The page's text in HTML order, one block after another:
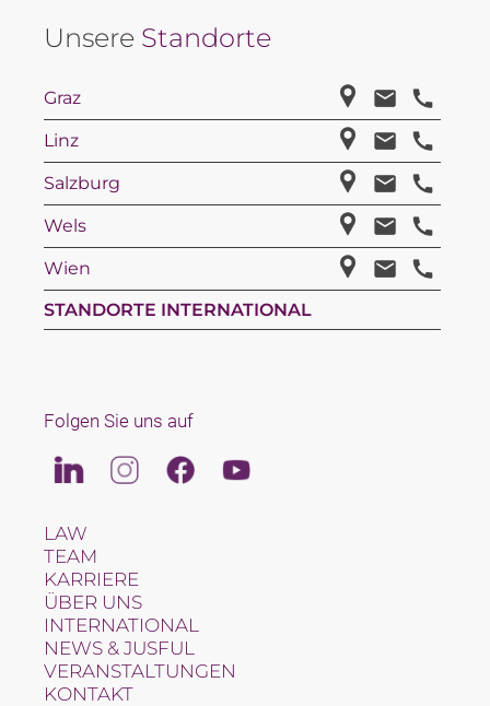
Unsere Standorte
Graz
Linz
Salzburg
Wels
Wien
STANDORTE INTERNATIONAL
Folgen Sie uns auf
LinkedinInstagramFacebookYoutube
LAW
TEAM
KARRIERE
ÜBER UNS
INTERNATIONAL
NEWS & JUSFUL
VERANSTALTUNGEN
KONTAKT